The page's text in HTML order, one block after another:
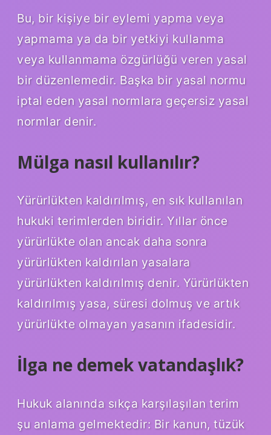
Bu, bir kişiye bir eylemi yapma veya
yapmama ya da bir yetkiyi kullanma
veya kullanmama özgürlüğü veren yasal
bir düzenlemedir. Başka bir yasal normu
iptal eden yasal normlara geçersiz yasal
normlar denir.
Mülga nasıl kullanılır?
Yürürlükten kaldırılmış, en sık kullanılan
hukuki terimlerden biridir. Yıllar önce
yürürlükte olan ancak daha sonra
yürürlükten kaldırılan yasalara
yürürlükten kaldırılmış denir. Yürürlükten
kaldırılmış yasa, süresi dolmuş ve artık
yürürlükte olmayan yasanın ifadesidir.
İlga ne demek vatandaşlık?
Hukuk alanında sıkça karşılaşılan terim
şu anlama gelmektedir: Bir kanun, tüzük